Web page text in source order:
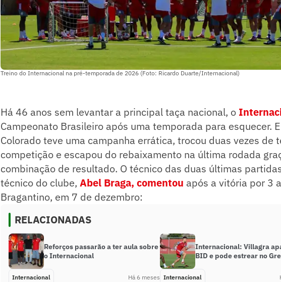
Treino do Internacional na pré-temporada de 2026 (Foto: Ricardo Duarte/Internacional)
Há 46 anos sem levantar a principal taça nacional, o
Campeonato Brasileiro após uma temporada para esquecer.
Colorado teve uma campanha errática, trocou duas vezes de
competição e escapou do rebaixamento na última rodada
combinação de resultado. O técnico das duas últimas
técnico do clube, Abel Braga, comentou após a vitória por 3
Bragantino, em 7 de dezembro:
RELACIONADAS
Reforços passarão a ter aula sobre
o Internacional
Internacional Há 6 meses
Internacional: Villagra
BID e pode estrear no
Internacional